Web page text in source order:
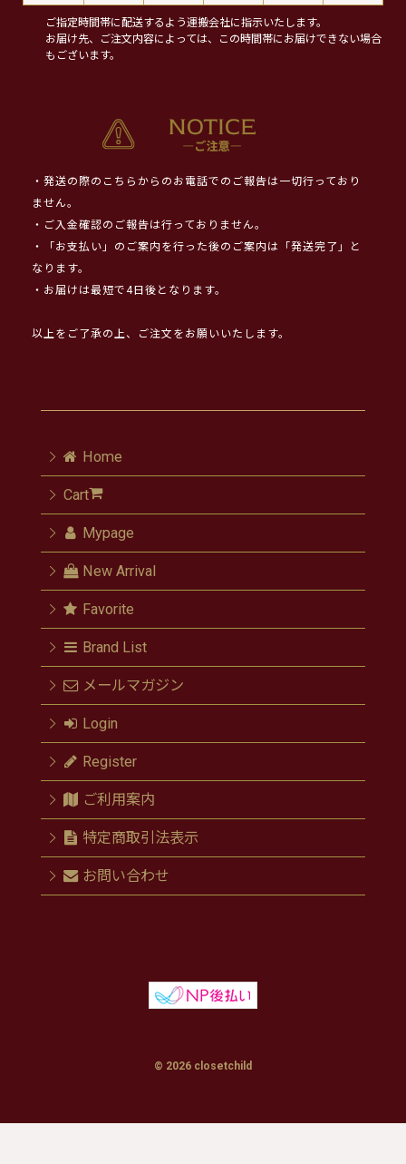
ご指定時間帯に配送するよう運搬会社に指示いたします。
お届け先、ご注文内容によっては、この時間帯にお届けできない場合
もございます。
・発送の際のこちらからのお電話でのご報告は一切行っており
ません。
・ご入金確認のご報告は行っておりません。
・「お支払い」のご案内を行った後のご案内は「発送完了」と
なります。
・お届けは最短で4日後となります。
以上をご了承の上、ご注文をお願いいたします。
Home
Cart
Mypage
New Arrival
Favorite
Brand List
メールマガジン
Login
Register
ご利用案内
特定商取引法表示
お問い合わせ
© 2026 closetchild